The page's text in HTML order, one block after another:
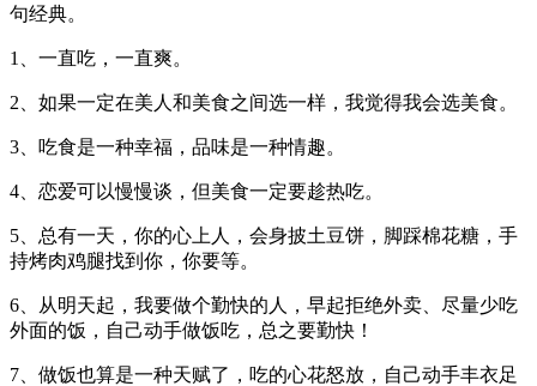
句经典。
1、一直吃，一直爽。
2、如果一定在美人和美食之间选一样，我觉得我会选美食。
3、吃食是一种幸福，品味是一种情趣。
4、恋爱可以慢慢谈，但美食一定要趁热吃。
5、总有一天，你的心上人，会身披土豆饼，脚踩棉花糖，手
持烤肉鸡腿找到你，你要等。
6、从明天起，我要做个勤快的人，早起拒绝外卖、尽量少吃
外面的饭，自己动手做饭吃，总之要勤快！
7、做饭也算是一种天赋了，吃的心花怒放，自己动手丰衣足